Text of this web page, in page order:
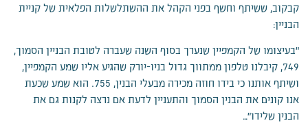
קבקוב, ששיתף וחשף בפני הקהל את ההשתלשלות הפלאית של קניית
הבניין:
"בעיצומו של הקמפיין שנערך בסוף השנה שעברה לטובת הבניין הסמוך,
749, קיבלנו טלפון ממתווך גדול בניו-יורק שהגיע אליו שמע הקמפיין,
ושיתף אותנו כי בידו חוזה מכירה מבעלי הבנין, 755. הוא שמע שכעת
אנו קונים את הבנין הסמוך והתעניין לדעת אם נרצה לקנות גם את
הבנין שלידו"…